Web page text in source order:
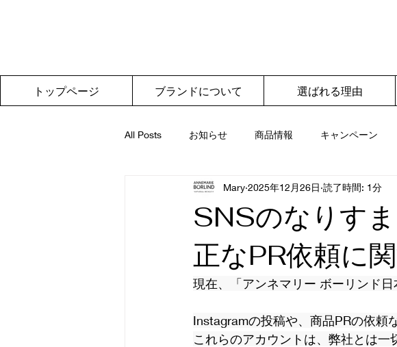
トップページ ブランドについて 選ばれる理由
All Posts お知らせ 商品情報 キャンペーン
SNSのなりす
正なPR依頼に
Mary 2025年12月26日 読了時間: 1分
現在、「アンネマリー ボーリンド日
Instagramの投稿や、商品PRの依頼
これらのアカウントは、弊社とは一